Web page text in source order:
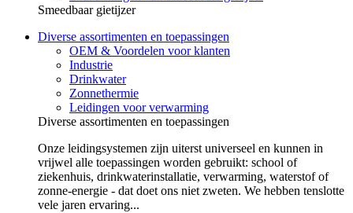
Smeedbaar gietijzer
Diverse assortimenten en toepassingen
OEM & Voordelen voor klanten
Industrie
Drinkwater
Zonnethermie
Leidingen voor verwarming
Diverse assortimenten en toepassingen
Onze leidingsystemen zijn uiterst universeel en kunnen in
vrijwel alle toepassingen worden gebruikt: school of
ziekenhuis, drinkwaterinstallatie, verwarming, waterstof of
zonne-energie - dat doet ons niet zweten. We hebben tenslotte
vele jaren ervaring...